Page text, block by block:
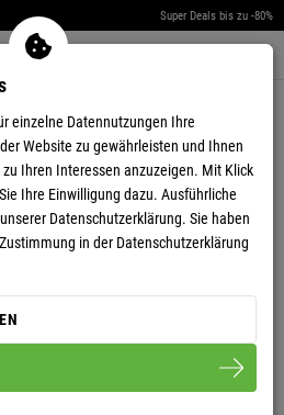
Super Deals bis zu -80%
Warenkorb aufklappen
einzelne Datennutzungen Ihre
Website zu gewährleisten und Ihnen
Ihren Interessen anzuzeigen. Mit Klick
Ihre Einwilligung dazu. Ausführliche
Datenschutzerklärung. Sie haben
in der Datenschutzerklärung